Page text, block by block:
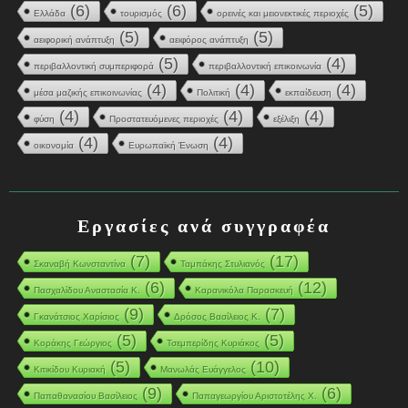
Ελλάδα (6) τουρισμός (6) ορεινές και μειονεκτικές περιοχές (5)
αειφορική ανάπτυξη (5) αειφόρος ανάπτυξη (5)
περιβαλλοντική συμπεριφορά (5) περιβαλλοντική επικοινωνία (4)
μέσα μαζικής επικοινωνίας (4) Πολιτική (4) εκπαίδευση (4)
φύση (4) Προστατευόμενες περιοχές (4) εξέλιξη (4)
οικονομία (4) Ευρωπαϊκή Ένωση (4)
Εργασίες ανά συγγραφέα
Σκαναβή Κωνσταντίνα(7) Ταμπάκης Στυλιανός(17)
Πασχαλίδου Αναστασία Κ. (6) Καρανικόλα Παρασκευή(12)
Γκανάτσιος Χαρίσιος(9) Δρόσος Βασίλειος Κ. (7)
Κοράκης Γεώργιος(5) Τσεμπερίδης Κυριάκος(5)
Κιτικίδου Κυριακή(5) Μανωλάς Ευάγγελος(10)
Παπαθανασίου Βασίλειος(9) Παπαγεωργίου Αριστοτέλης Χ. (6)